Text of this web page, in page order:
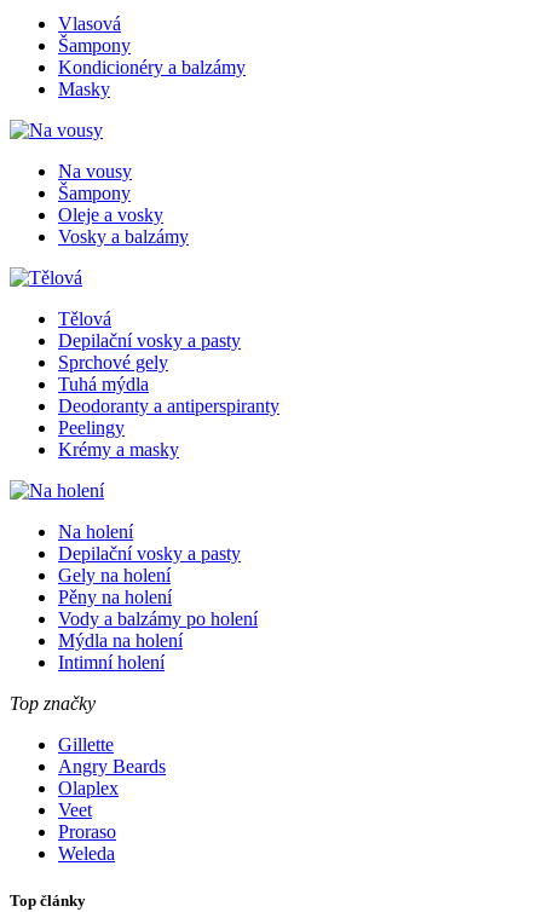
Vlasová
Šampony
Kondicionéry a balzámy
Masky
Na vousy
Šampony
Oleje a vosky
Vosky a balzámy
Tělová
Depilační vosky a pasty
Sprchové gely
Tuhá mýdla
Deodoranty a antiperspiranty
Peelingy
Krémy a masky
Na holení
Depilační vosky a pasty
Gely na holení
Pěny na holení
Vody a balzámy po holení
Mýdla na holení
Intimní holení
Top značky
Gillette
Angry Beards
Olaplex
Veet
Proraso
Weleda
Top články